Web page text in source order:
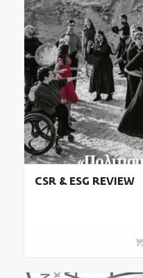
CSR & ESG REVIEW